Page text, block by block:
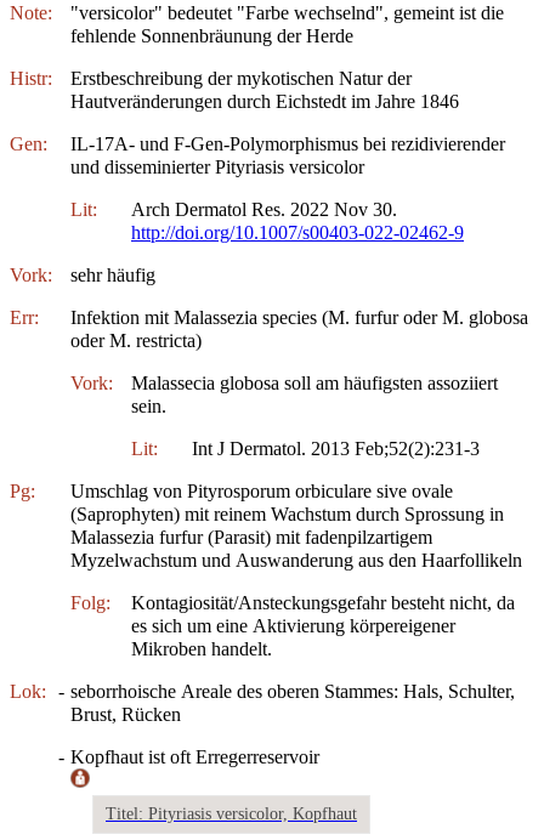
Note:
"versicolor" bedeutet "Farbe wechselnd", gemeint ist die
fehlende Sonnenbräunung der Herde
Histr:
Erstbeschreibung der mykotischen Natur der
Hautveränderungen durch Eichstedt im Jahre 1846
Gen:
IL-17A- und F-Gen-Polymorphismus bei rezidivierender
und disseminierter Pityriasis versicolor
Lit:
Arch Dermatol Res. 2022 Nov 30.
http://doi.org/10.1007/s00403-022-02462-9
Vork: sehr häufig
Err:
Infektion mit Malassezia species (M. furfur oder M. globosa
oder M. restricta)
Vork:
Malassecia globosa soll am häufigsten assoziiert
sein.
Lit: Int J Dermatol. 2013 Feb;52(2):231-3
Pg:
Umschlag von Pityrosporum orbiculare sive ovale
(Saprophyten) mit reinem Wachstum durch Sprossung in
Malassezia furfur (Parasit) mit fadenpilzartigem
Myzelwachstum und Auswanderung aus den Haarfollikeln
Folg:
Kontagiosität/Ansteckungsgefahr besteht nicht, da
es sich um eine Aktivierung körpereigener
Mikroben handelt.
Lok: - seborrhoische Areale des oberen Stammes: Hals, Schulter,
Brust, Rücken
- Kopfhaut ist oft Erregerreservoir
Titel: Pityriasis versicolor, Kopfhaut